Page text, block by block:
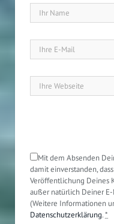
Mit dem Absenden
damit einverstanden,
Veröffentlichung Deines
außer natürlich Deiner
(Weitere Informationen
Datenschutzerklärung.*